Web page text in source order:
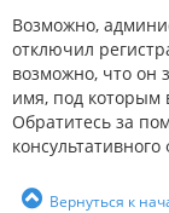
Возможно,
отключил
возможно, что он
имя, под которым
Обратитесь за
Вернуться к